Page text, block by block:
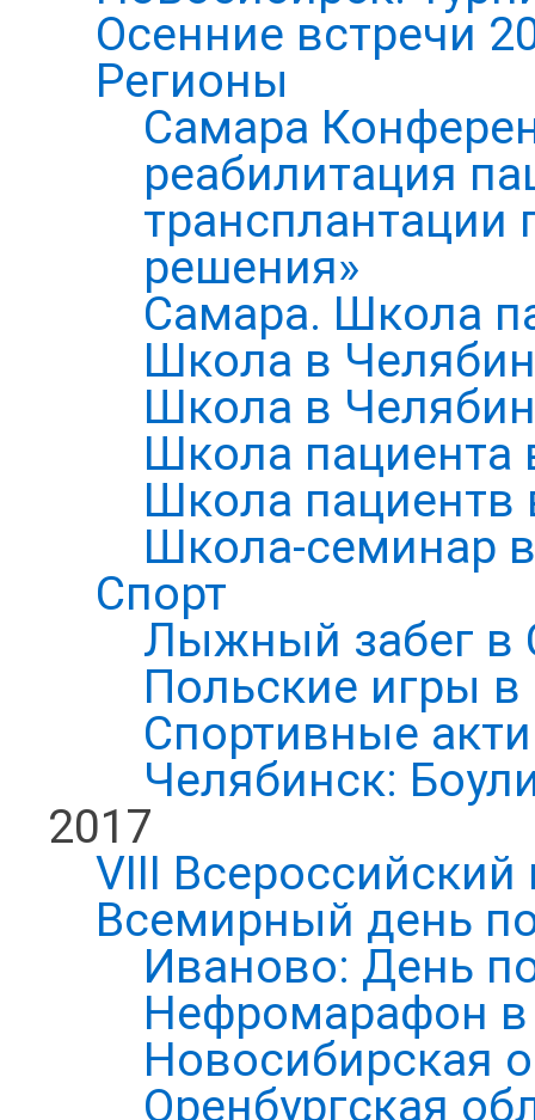
Осенние встречи
Регионы
Самара
реабилитация
трансплантации
решения»
Самара. Школа
Школа в
Школа в
Школа пациента
Школа пациентв
Школа-семинар
Спорт
Лыжный забег в
Польские игры в
Спортивные
Челябинск:
2017
VIII Всероссийский
Всемирный день
Иваново: День
Нефромарафон
Новосибирская
Оренбургская